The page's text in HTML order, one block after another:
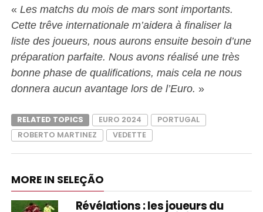
« Les matchs du mois de mars sont importants.
Cette trêve internationale m’aidera à finaliser la
liste des joueurs, nous aurons ensuite besoin d’une
préparation parfaite. Nous avons réalisé une très
bonne phase de qualifications, mais cela ne nous
donnera aucun avantage lors de l’Euro. »
RELATED TOPICS EURO 2024
PORTUGAL
ROBERTO MARTINEZ
VEDETTE
MORE IN SELEÇÃO
Révélations : les joueurs du